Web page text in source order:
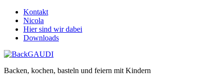
Kontakt
Nicola
Hier sind wir dabei
Downloads
Backen, kochen, basteln und feiern mit Kindern